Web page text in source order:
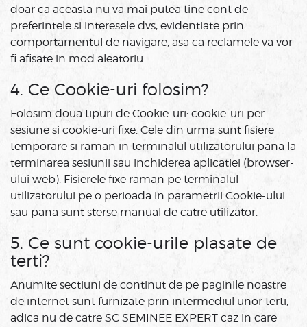
doar ca aceasta nu va mai putea tine cont de
preferintele si interesele dvs, evidentiate prin
comportamentul de navigare, asa ca reclamele va vor
fi afisate in mod aleatoriu.
4. Ce Cookie-uri folosim?
Folosim doua tipuri de Cookie-uri: cookie-uri per
sesiune si cookie-uri fixe. Cele din urma sunt fisiere
temporare si raman in terminalul utilizatorului pana la
terminarea sesiunii sau inchiderea aplicatiei (browser-
ului web). Fisierele fixe raman pe terminalul
utilizatorului pe o perioada in parametrii Cookie-ului
sau pana sunt sterse manual de catre utilizator.
5. Ce sunt cookie-urile plasate de
terti?
Anumite sectiuni de continut de pe paginile noastre
de internet sunt furnizate prin intermediul unor terti,
adica nu de catre SC SEMINEE EXPERT caz in care